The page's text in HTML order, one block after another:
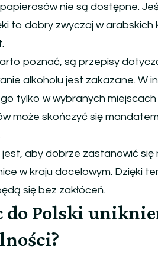
nie są dostępne.
to dobry zwyczaj w
poznać, są przepisy
alkoholu jest zakazane. W
tylko w wybranych
może skończyć się
aby dobrze zastanowić
w kraju docelowym. Dzięki
się bez zakłóceń.
do Polski